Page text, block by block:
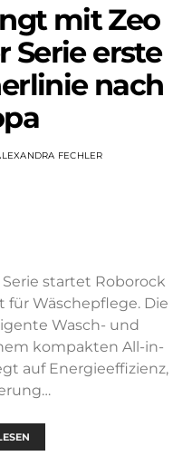
mit Zeo
Serie erste
nach
FECHLER
startet Roborock
für Wäschepflege. Die
Wasch- und
kompakten All-in-
auf Energieeffizienz,